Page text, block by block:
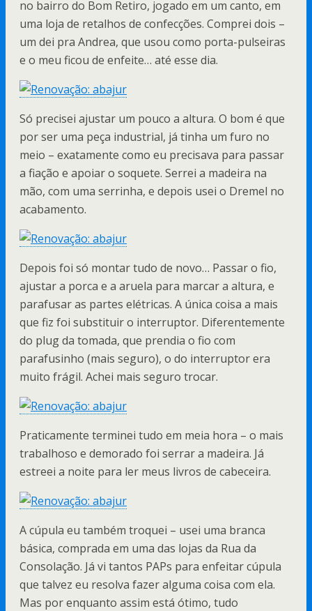
no bairro do Bom Retiro, jogado em um canto, em
uma loja de retalhos de confecções. Comprei dois –
um dei pra Andrea, que usou como porta-pulseiras
e o meu ficou de enfeite… até esse dia.
Só precisei ajustar um pouco a altura. O bom é que
por ser uma peça industrial, já tinha um furo no
meio – exatamente como eu precisava para passar
a fiação e apoiar o soquete. Serrei a madeira na
mão, com uma serrinha, e depois usei o Dremel no
acabamento.
Depois foi só montar tudo de novo… Passar o fio,
ajustar a porca e a aruela para marcar a altura, e
parafusar as partes elétricas. A única coisa a mais
que fiz foi substituir o interruptor. Diferentemente
do plug da tomada, que prendia o fio com
parafusinho (mais seguro), o do interruptor era
muito frágil. Achei mais seguro trocar.
Praticamente terminei tudo em meia hora – o mais
trabalhoso e demorado foi serrar a madeira. Já
estreei a noite para ler meus livros de cabeceira.
A cúpula eu também troquei – usei uma branca
básica, comprada em uma das lojas da Rua da
Consolação. Já vi tantos PAPs para enfeitar cúpula
que talvez eu resolva fazer alguma coisa com ela.
Mas por enquanto assim está ótimo, tudo